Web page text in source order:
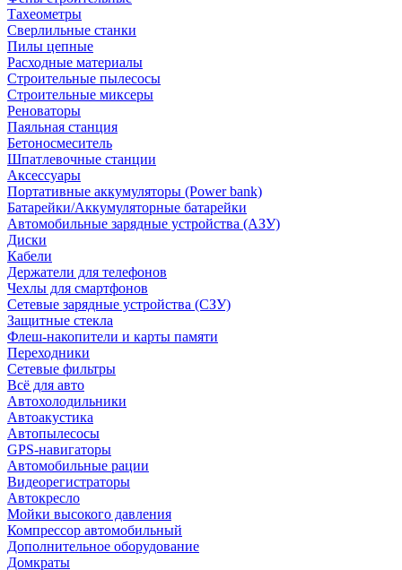
Тахеометры
Сверлильные станки
Пилы цепные
Расходные материалы
Строительные пылесосы
Строительные миксеры
Реноваторы
Паяльная станция
Бетоносмеситель
Шпатлевочные станции
Аксессуары
Портативные аккумуляторы (Power bank)
Батарейки/Аккумуляторные батарейки
Автомобильные зарядные устройства (АЗУ)
Диски
Кабели
Держатели для телефонов
Чехлы для смартфонов
Сетевые зарядные устройства (СЗУ)
Защитные стекла
Флеш-накопители и карты памяти
Переходники
Сетевые фильтры
Всё для авто
Автохолодильники
Автоакустика
Автопылесосы
GPS-навигаторы
Автомобильные рации
Видеорегистраторы
Автокресло
Мойки высокого давления
Компрессор автомобильный
Дополнительное оборудование
Домкраты